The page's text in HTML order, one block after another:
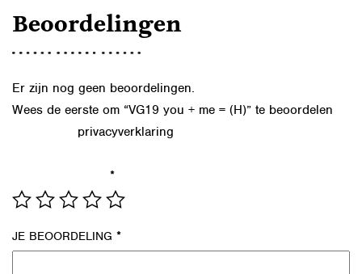
Beoordelingen
Er zijn nog geen beoordelingen.
Wees de eerste om “VG19 you + me = (H)” te beoordelen
privacyverklaring
*
JE BEOORDELING *